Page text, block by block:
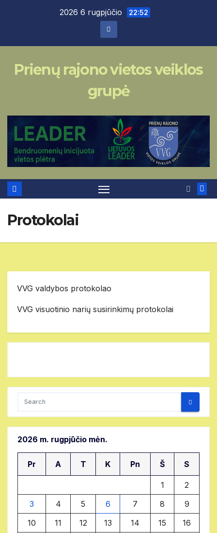
2026 6 rugpjūčio 22:52
Prienų rajono vietos veiklos
grupė
Protokolai
VVG valdybos protokolao
VVG visuotinio narių susirinkimų protokolai
2026 m. rugpjūčio mėn.
Pr A T K Pn Š S
1
2
3
4 5 6 7 8
9
10
11 12 13 14 15
16